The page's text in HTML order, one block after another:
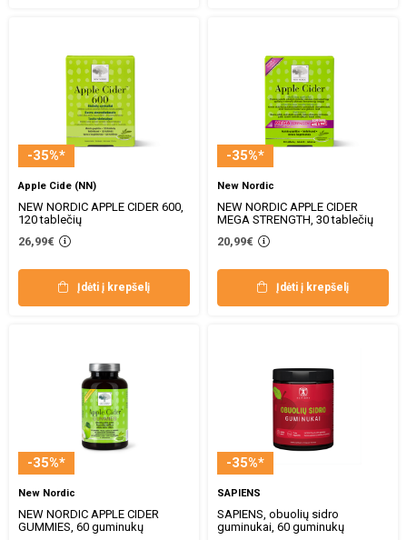
-35%*
Apple Cide (NN)
NEW NORDIC APPLE CIDER 600,
120 tablečių
26,99€
Įdėti į krepšelį
-35%*
New Nordic
NEW NORDIC APPLE CIDER
MEGA STRENGTH, 30 tablečių
20,99€
Įdėti į krepšelį
-35%*
New Nordic
NEW NORDIC APPLE CIDER
GUMMIES, 60 guminukų
-35%*
SAPIENS
SAPIENS, obuolių sidro
guminukai, 60 guminukų